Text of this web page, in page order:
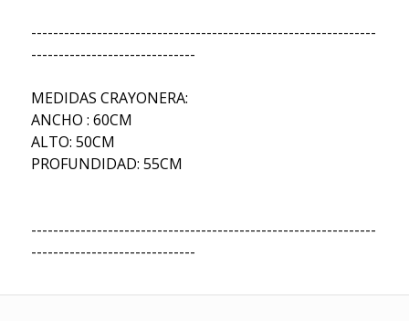
---------------------------------------------------------------
------------------------------
MEDIDAS CRAYONERA:
ANCHO : 60CM
ALTO: 50CM
PROFUNDIDAD: 55CM
---------------------------------------------------------------
------------------------------